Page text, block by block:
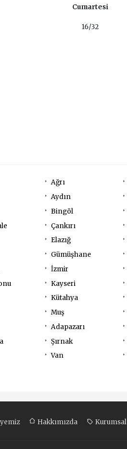
Cumartesi
16/32
Ağrı
Aydın
Bingöl
Çankırı
Elazığ
Gümüşhane
İzmir
Kayseri
Kütahya
Muş
Adapazarı
Şırnak
Van
Hakkımızda Kurumsal